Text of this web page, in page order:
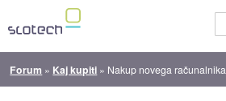
Forum » Kaj kupiti » Nakup novega računalnika